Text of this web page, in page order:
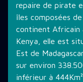
repaire de pirate
îles composées
continent Africain
Kenya, elle est
Est de
sur environ
inférieur à